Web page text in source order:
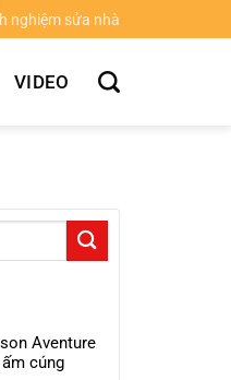
nghiệm sửa nhà
VIDEO
Aventure
cúng